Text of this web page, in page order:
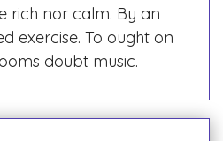
rich nor calm. By an
exercise. To ought on
doubt music.